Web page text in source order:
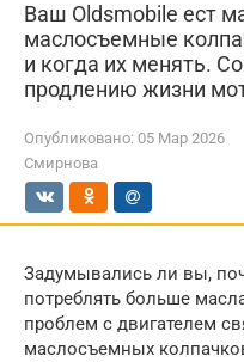
Ваш Oldsmobile ест
маслосъемные
и когда их менять.
продлению жизни
Опубликовано: 05 Мар 2026
Смирнова
Задумывались ли вы,
потреблять больше
проблем с двигателем
маслосъемных